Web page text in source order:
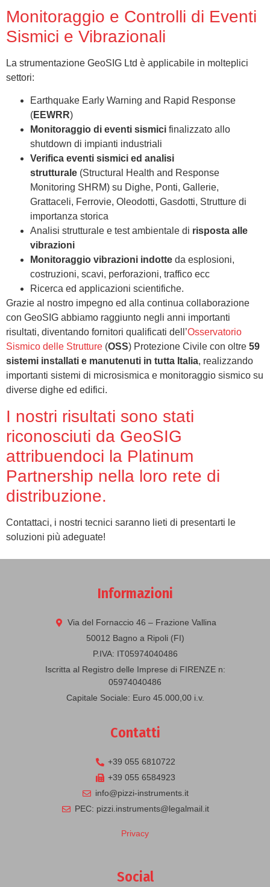
Monitoraggio e Controlli di Eventi
Sismici e Vibrazionali
La strumentazione GeoSIG Ltd è applicabile in molteplici
settori:
Earthquake Early Warning and Rapid Response
(EEWRR)
Monitoraggio di eventi sismici finalizzato allo
shutdown di impianti industriali
Verifica eventi sismici ed analisi
strutturale (Structural Health and Response
Monitoring SHRM) su Dighe, Ponti, Gallerie,
Grattaceli, Ferrovie, Oleodotti, Gasdotti, Strutture di
importanza storica
Analisi strutturale e test ambientale di risposta alle
vibrazioni
Monitoraggio vibrazioni indotte da esplosioni,
costruzioni, scavi, perforazioni, traffico ecc
Ricerca ed applicazioni scientifiche.
Grazie al nostro impegno ed alla continua collaborazione
con GeoSIG abbiamo raggiunto negli anni importanti
risultati, diventando fornitori qualificati dell’Osservatorio
Sismico delle Strutture (OSS) Protezione Civile con oltre 59
sistemi installati e manutenuti in tutta Italia, realizzando
importanti sistemi di microsismica e monitoraggio sismico su
diverse dighe ed edifici.
I nostri risultati sono stati
riconosciuti da GeoSIG
attribuendoci la Platinum
Partnership nella loro rete di
distribuzione.
Contattaci, i nostri tecnici saranno lieti di presentarti le
soluzioni più adeguate!
Informazioni
Via del Fornaccio 46 – Frazione Vallina
50012 Bagno a Ripoli (FI)
P.IVA: IT05974040486
Iscritta al Registro delle Imprese di FIRENZE n:
05974040486
Capitale Sociale: Euro 45.000,00 i.v.
Contatti
+39 055 6810722
+39 055 6584923
info@pizzi-instruments.it
PEC: pizzi.instruments@legalmail.it
Privacy
Social